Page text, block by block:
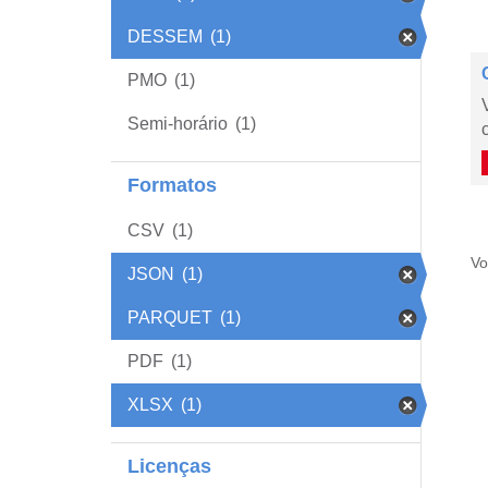
DESSEM (1)
PMO (1)
Semi-horário (1)
Formatos
CSV (1)
JSON (1)
PARQUET (1)
PDF (1)
XLSX (1)
Licenças